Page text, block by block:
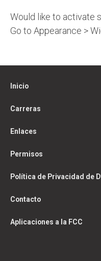
Would like to activate
Go to Appearance >
Inicio
Carreras
Enlaces
Permisos
Política de Privacidad de
Contacto
Aplicaciones a la FCC